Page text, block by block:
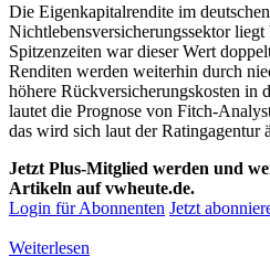
Die Eigenkapitalrendite im deutschen
Nichtlebensversicherungssektor
Spitzenzeiten war dieser Wert
Renditen werden weiterhin durch
höhere Rückversicherungskosten in
lautet die Prognose von Fitch-
das wird sich laut der Ratingagentur
Jetzt Plus-Mitglied werden und
Artikeln auf vwheute.de.
Login für Abonnenten Jetzt
Weiterlesen